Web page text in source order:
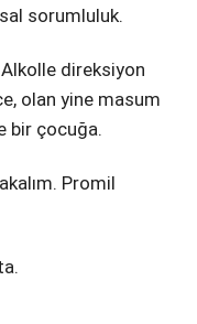
sorumluluk.
direksiyon
olan yine masum
bir çocuğa.
Promil